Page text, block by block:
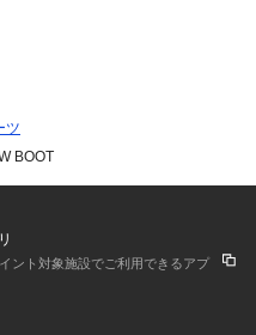
ツ
BOOT
ント対象施設でご利用できるアプ